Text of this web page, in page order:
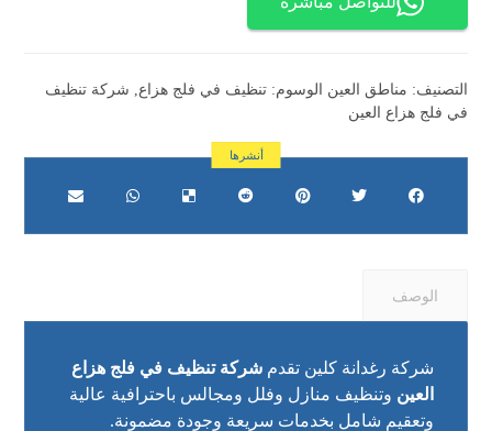
التصنيف: مناطق العين الوسوم:تنظيف في فلج هزاع
شركة تنظيف
في فلج هزاع العين
الوصف
شركة رغدانة كلين تقدمشركة تنظيف في فلج هزاع
العين وتنظيف منازل وفلل ومجالس باحترافية عالية
وتعقيم شامل بخدمات سريعة وجودة مضمونة.